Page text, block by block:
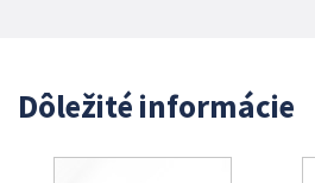
Dôležité informácie